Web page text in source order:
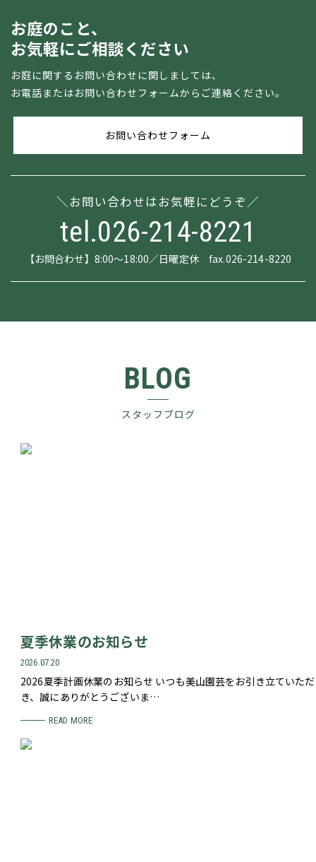
お庭のこと、
お気軽にご相談ください
お庭に関するお問い合わせに関しましては、
お電話またはお問い合わせフォームからご連絡ください。
お問い合わせフォーム
お問い合わせはお気軽にどうぞ
tel.026-214-8221
【お問合わせ】8:00～18:00／日曜定休 fax.026-214-8220
BLOG
スタッフブログ
夏季休業のお知らせ
2026.07.20
2026夏季計画休業のお知らせ いつも美山園芸をお引き立ていただ
き、誠にありがとうございま…
READ MORE